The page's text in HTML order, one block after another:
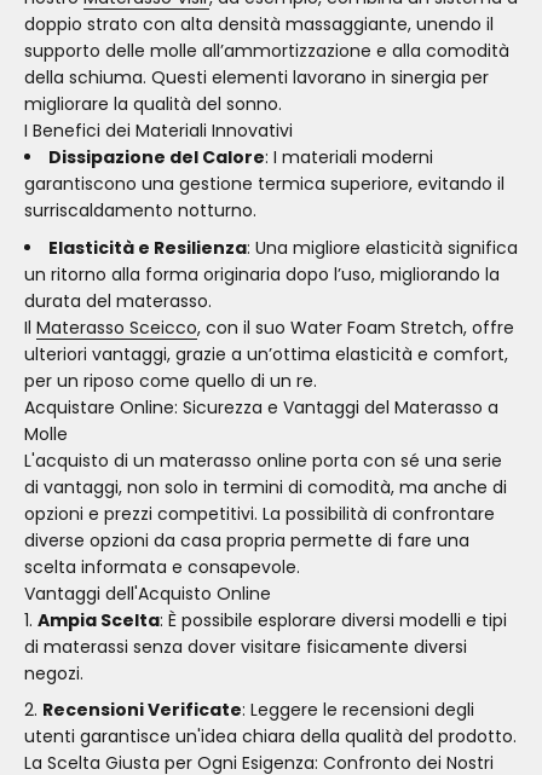
doppio strato con alta densità massaggiante, unendo il
supporto delle molle all’ammortizzazione e alla comodità
della schiuma. Questi elementi lavorano in sinergia per
migliorare la qualità del sonno.
I Benefici dei Materiali Innovativi
Dissipazione del Calore: I materiali moderni
garantiscono una gestione termica superiore, evitando il
surriscaldamento notturno.
Elasticità e Resilienza: Una migliore elasticità significa
un ritorno alla forma originaria dopo l’uso, migliorando la
durata del materasso.
Il Materasso Sceicco, con il suo Water Foam Stretch, offre
ulteriori vantaggi, grazie a un’ottima elasticità e comfort,
per un riposo come quello di un re.
Acquistare Online: Sicurezza e Vantaggi del Materasso a
Molle
L'acquisto di un materasso online porta con sé una serie
di vantaggi, non solo in termini di comodità, ma anche di
opzioni e prezzi competitivi. La possibilità di confrontare
diverse opzioni da casa propria permette di fare una
scelta informata e consapevole.
Vantaggi dell'Acquisto Online
Ampia Scelta: È possibile esplorare diversi modelli e tipi
di materassi senza dover visitare fisicamente diversi
negozi.
Recensioni Verificate: Leggere le recensioni degli
utenti garantisce un'idea chiara della qualità del prodotto.
La Scelta Giusta per Ogni Esigenza: Confronto dei Nostri